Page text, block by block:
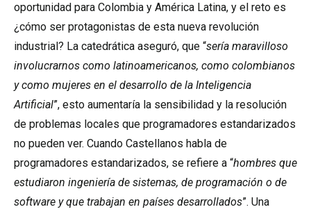
oportunidad para Colombia y América Latina, y el reto es
¿cómo ser protagonistas de esta nueva revolución
industrial? La catedrática aseguró, que “sería maravilloso
involucrarnos como latinoamericanos, como colombianos
y como mujeres en el desarrollo de la Inteligencia
Artificial”, esto aumentaría la sensibilidad y la resolución
de problemas locales que programadores estandarizados
no pueden ver. Cuando Castellanos habla de
programadores estandarizados, se refiere a “hombres que
estudiaron ingeniería de sistemas, de programación o de
software y que trabajan en países desarrollados”. Una